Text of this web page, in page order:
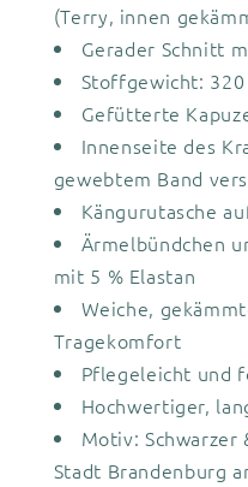
(Terry, innen
Gerader Schnitt
Stoffgewicht: 320
Gefütterte
Innenseite des
gewebtem Band
Kängurutasche
Ärmelbündchen
mit 5 % Elastan
Weiche,
Tragekomfort
Pflegeleicht und
Hochwertiger,
Motiv:
Stadt Brandenburg